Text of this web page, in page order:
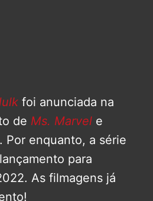
foi anunciada na
de Ms. Marvel e
. Por enquanto, a série
para
As filmagens já